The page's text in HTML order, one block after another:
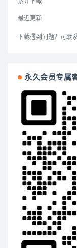
最近更新
下载遇到问题？可联
永久会员专属